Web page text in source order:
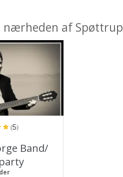
nærheden af Spøttrup
(5)
Band/